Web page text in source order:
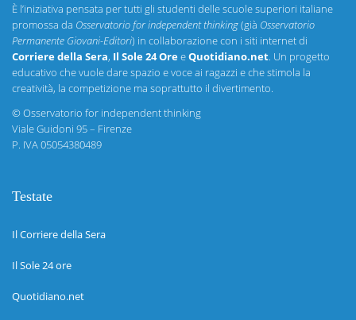
È l’iniziativa pensata per tutti gli studenti delle scuole superiori italiane
promossa da Osservatorio for independent thinking(già Osservatorio
Permanente Giovani-Editori) in collaborazione con i siti internet di
Corriere della Sera, Il Sole 24 OreeQuotidiano.net. Un progetto
educativo che vuole dare spazio e voce ai ragazzi e che stimola la
creatività, la competizione ma soprattutto il divertimento.
©Osservatorio for independent thinking
Viale Guidoni 95 – Firenze
P. IVA 05054380489
Testate
Il Corriere della Sera
Il Sole 24 ore
Quotidiano.net